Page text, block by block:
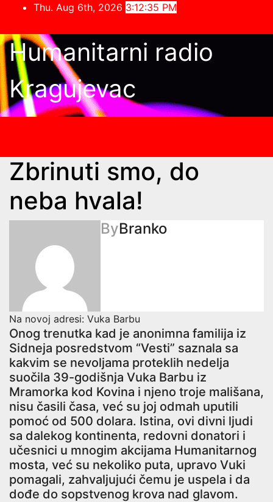
content
Thu. Aug 6th, 2026 3:12:35 PM
Humanitarni radio
Kragujevac
Zbrinuti smo, do
neba hvala!
ByBranko
Na novoj adresi: Vuka Barbu
Onog trenutka kad je anonimna familija iz
Sidneja posredstvom “Vesti” saznala sa
kakvim se nevoljama proteklih nedelja
suočila 39-godišnja Vuka Barbu iz
Mramorka kod Kovina i njeno troje mališana,
nisu časili časa, već su joj odmah uputili
pomoć od 500 dolara. Istina, ovi divni ljudi
sa dalekog kontinenta, redovni donatori i
učesnici u mnogim akcijama Humanitarnog
mosta, već su nekoliko puta, upravo Vuki
pomagali, zahvaljujući čemu je uspela i da
dođe do sopstvenog krova nad glavom.